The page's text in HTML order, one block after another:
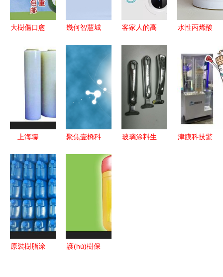
大樹傷口愈
傷口涂抹殺
幾何智慧城
以“生態(tài)
客家人的高
(shù)企業
(yè)“黑科
技”——快
來深圳高交
會上看看
吧！
水性丙烯酸
環(huán)保
涂膜科技的
新星
上海聯
膜科技 高
品質
(zhì)PE拉
伸纏繞膜，
廠家直供環
(huán)保新
聚焦壹橋科
(xì)化發(fā)
展
玻璃涂料生
津膜科技驚
原裝樹脂涂
護(hù)樹保